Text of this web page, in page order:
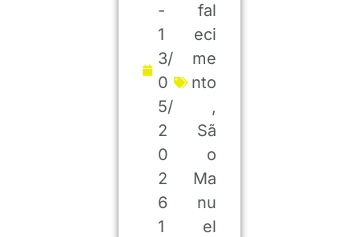
-
1
3/
0
5/
2
0
2
6
1
fal
eci
me
nto
,
Sã
o
Ma
nu
el